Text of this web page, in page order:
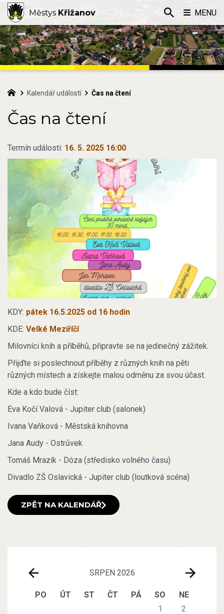
SRPEN 2026
PO ÚT ST ČT PÁ SO
NE
1
2
Kalendář událostí Čas na čtení
Čas na čtení
Termín události: 16. 5. 2025 16:00
KDY: pátek 16.5.2025 od 16 hodin
KDE: Velké Meziříčí
Milovníci knih a příběhů, připravte se na jedinečný zážitek.
Přijďte si poslechnout příběhy z různých knih na pěti
různých místech a získejte malou odměnu za svou účast.
Kde a kdo bude číst:
Eva Kočí Valová - Jupiter club (salonek)
Ivana Vaňková - Městská knihovna
Jana Audy - Ostrůvek
Tomáš Mrazík - Dóza (středisko volného času)
Divadlo ZŠ Oslavická - Jupiter club (loutková scéna)
ZPĚT NA KALENDÁŘ
Městys Křižanov MENU